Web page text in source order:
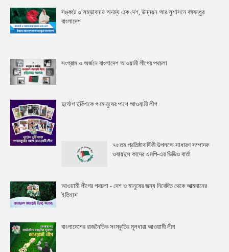
সঙ্কটে ও সম্ভাবনায় অদম্য এক দেশ, উন্নয়ন আর সুশাসনে বঙ্গবন্ধুর
বাংলাদেশ
সংগ্রাম ও অর্জনে বাংলাদেশ আওয়ামী লীগের পথচলা
দুর্যোগ দুর্বিপাকে গণমানুষের পাশে আওযা়মী লীগ
৭৫তম প্রতিষ্ঠাবার্ষিকী উপলক্ষে সাধারণ সম্পাদক
ওবায়দুল কাদের এমপি-এর ভিডিও বার্তা
আওয়ামী লীগের পথচলা - দেশ ও মানুষের জন্য নিবেদিত থেকে আত্মদানের
ইতিহাস
বাংলাদেশের রাজনৈতিক সংস্কৃতির মূলধারা আওয়ামী লীগ